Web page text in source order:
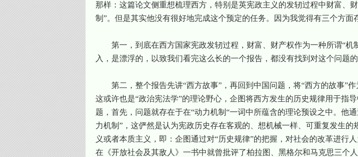
那样：这篇论文侧重想梳理西方，特别是英宪政主义的发轫过程中财富、
制”。但是其实他没有很好地完成这个预定的任务。因为我觉得有三个方面
第一，到底在西方国家宪政发轫过程，财富、财产权作为一种所谓“
入，是漂浮的，以致我们看完这么长的一个报告，都没有找到对这个问题的
第二，整个报告先讲“西方故事”，再回到中国问题，将“西方的故事”
这或许也是“政治宪法学”的理论野心，企图将西方发生的历史规律用于指
题，首先，问题就存在于在“动力机制“一词中所蕴含的理论预设之中。他
力机制”，这俨然是认为宪政历史存在客观的、想机械一样、可重复发生
义或者本质主义，即：企图通过对“历史规律”的把握，对社会的改革进行
在《开放社会及其敌人》一书中就曾批评了柏拉图、黑格尔和马克思三个